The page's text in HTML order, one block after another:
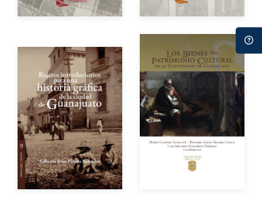
Impreso $250.00
Autor
Año de edición
eBook Gratuito
Autores
Año de edición